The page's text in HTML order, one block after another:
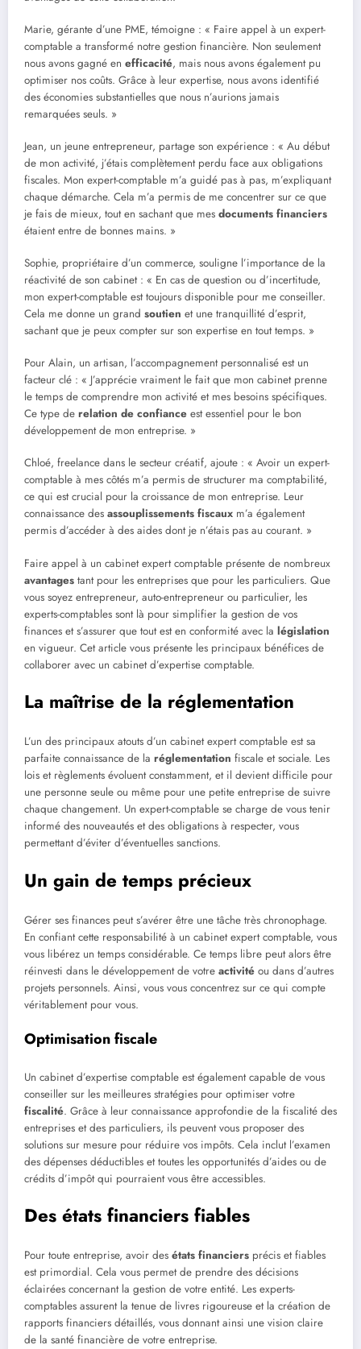
Marie, gérante d’une PME, témoigne : « Faire appel à un expert-
comptable a transformé notre gestion financière. Non seulement
nous avons gagné en efficacité, mais nous avons également pu
optimiser nos coûts. Grâce à leur expertise, nous avons identifié
des économies substantielles que nous n’aurions jamais
remarquées seuls. »
Jean, un jeune entrepreneur, partage son expérience : « Au début
de mon activité, j’étais complètement perdu face aux obligations
fiscales. Mon expert-comptable m’a guidé pas à pas, m’expliquant
chaque démarche. Cela m’a permis de me concentrer sur ce que
je fais de mieux, tout en sachant que mes documents financiers
étaient entre de bonnes mains. »
Sophie, propriétaire d’un commerce, souligne l’importance de la
réactivité de son cabinet : « En cas de question ou d’incertitude,
mon expert-comptable est toujours disponible pour me conseiller.
Cela me donne un grand soutien et une tranquillité d’esprit,
sachant que je peux compter sur son expertise en tout temps. »
Pour Alain, un artisan, l’accompagnement personnalisé est un
facteur clé : « J’apprécie vraiment le fait que mon cabinet prenne
le temps de comprendre mon activité et mes besoins spécifiques.
Ce type de relation de confiance est essentiel pour le bon
développement de mon entreprise. »
Chloé, freelance dans le secteur créatif, ajoute : « Avoir un expert-
comptable à mes côtés m’a permis de structurer ma comptabilité,
ce qui est crucial pour la croissance de mon entreprise. Leur
connaissance des assouplissements fiscaux m’a également
permis d’accéder à des aides dont je n’étais pas au courant. »
Faire appel à un cabinet expert comptable présente de nombreux
avantages tant pour les entreprises que pour les particuliers. Que
vous soyez entrepreneur, auto-entrepreneur ou particulier, les
experts-comptables sont là pour simplifier la gestion de vos
finances et s’assurer que tout est en conformité avec la législation
en vigueur. Cet article vous présente les principaux bénéfices de
collaborer avec un cabinet d’expertise comptable.
La maîtrise de la réglementation
L’un des principaux atouts d’un cabinet expert comptable est sa
parfaite connaissance de la réglementation fiscale et sociale. Les
lois et règlements évoluent constamment, et il devient difficile pour
une personne seule ou même pour une petite entreprise de suivre
chaque changement. Un expert-comptable se charge de vous tenir
informé des nouveautés et des obligations à respecter, vous
permettant d’éviter d’éventuelles sanctions.
Un gain de temps précieux
Gérer ses finances peut s’avérer être une tâche très chronophage.
En confiant cette responsabilité à un cabinet expert comptable, vous
vous libérez un temps considérable. Ce temps libre peut alors être
réinvesti dans le développement de votre activité ou dans d’autres
projets personnels. Ainsi, vous vous concentrez sur ce qui compte
véritablement pour vous.
Optimisation fiscale
Un cabinet d’expertise comptable est également capable de vous
conseiller sur les meilleures stratégies pour optimiser votre
fiscalité. Grâce à leur connaissance approfondie de la fiscalité des
entreprises et des particuliers, ils peuvent vous proposer des
solutions sur mesure pour réduire vos impôts. Cela inclut l’examen
des dépenses déductibles et toutes les opportunités d’aides ou de
crédits d’impôt qui pourraient vous être accessibles.
Des états financiers fiables
Pour toute entreprise, avoir des états financiers précis et fiables
est primordial. Cela vous permet de prendre des décisions
éclairées concernant la gestion de votre entité. Les experts-
comptables assurent la tenue de livres rigoureuse et la création de
rapports financiers détaillés, vous donnant ainsi une vision claire
de la santé financière de votre entreprise.